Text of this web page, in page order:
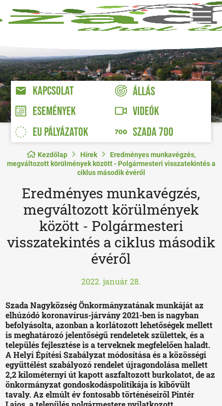
KAPCSOLAT
ÁLLÁS
ESEMÉNYEK
VIDEÓK
EU PÁLYÁZATOK
SZADA 700
Kezdőlap Hírek
Eredményes munkavégzés,
megváltozott körülmények között - Polgármesteri visszatekintés a
ciklus második évéről
Eredményes munkavégzés,
megváltozott körülmények
között - Polgármesteri
visszatekintés a ciklus második
évéről
2022. január 28.
Szada Nagyközség Önkormányzatának munkáját az
elhúzódó koronavírus-járvány 2021-ben is nagyban
befolyásolta, azonban a korlátozott lehetőségek mellett
is meghatározó jelentőségű rendeletek születtek, és a
település fejlesztése is a terveknek megfelelően haladt.
A Helyi Építési Szabályzat módosítása és a közösségi
együttélést szabályozó rendelet újragondolása mellett
2,2 kilométernyi út kapott aszfaltozott burkolatot, de az
önkormányzat gondoskodáspolitikája is kibővült
tavaly. Az elmúlt év fontosabb történéseiről Pintér